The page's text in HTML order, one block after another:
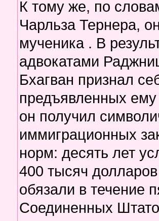
К тому же, по
Чарльза Тернера,
мученика . В
адвокатами
Бхагван признал
предъявленных
он получил
иммиграционных
норм: десять лет
400 тысяч
обязали в течение
Соединенных